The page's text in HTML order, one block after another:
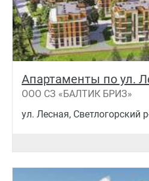
Апартаменты по ул.
ООО СЗ «БАЛТИК БРИЗ»
ул. Лесная, Светлогорский